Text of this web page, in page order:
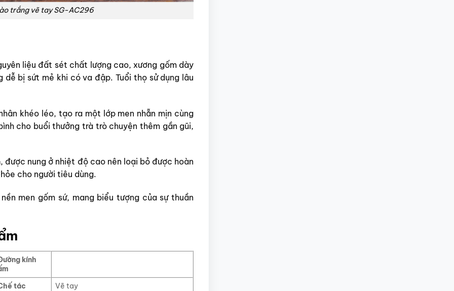
trắng vẽ tay SG-AC296
liệu đất sét chất lượng cao, xương gốm dày
bị sứt mẻ khi có va đập. Tuổi thọ sử dụng lâu
khéo léo, tạo ra một lớp men nhẵn mịn cùng
cho buổi thưởng trà trò chuyện thêm gần gũi,
được nung ở nhiệt độ cao nên loại bỏ được hoàn
cho người tiêu dùng.
men gốm sứ, mang biểu tượng của sự thuần
kính
tác
Vẽ tay